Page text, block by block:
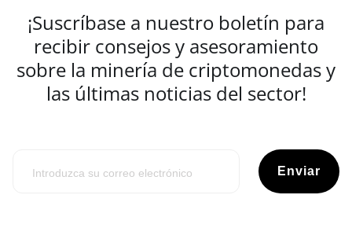
¡Suscríbase a nuestro boletín para
recibir consejos y asesoramiento
sobre la minería de criptomonedas y
las últimas noticias del sector!
Enviar